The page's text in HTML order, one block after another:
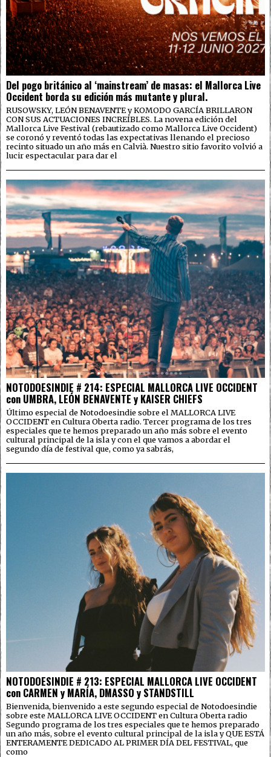
Del pogo británico al ‘mainstream’ de masas: el Mallorca Live
Occident borda su edición más mutante y plural.
RUSOWSKY, LEÓN BENAVENTE y KOMODO GARCÍA BRILLARON
CON SUS ACTUACIONES INCREÍBLES. La novena edición del
Mallorca Live Festival (rebautizado como Mallorca Live Occident)
se coronó y reventó todas las expectativas llenando el precioso
recinto situado un año más en Calvià. Nuestro sitio favorito volvió a
lucir espectacular para dar el
NOTODOESINDIE # 214: ESPECIAL MALLORCA LIVE OCCIDENT
con UMBRA, LEÓN BENAVENTE y KAISER CHIEFS
Último especial de Notodoesindie sobre el MALLORCA LIVE
OCCIDENT en Cultura Oberta radio. Tercer programa de los tres
especiales que te hemos preparado un año más sobre el evento
cultural principal de la isla y con el que vamos a abordar el
segundo día de festival que, como ya sabrás,
NOTODOESINDIE # 213: ESPECIAL MALLORCA LIVE OCCIDENT
con CARMEN y MARÍA, DMASSO y STANDSTILL
Bienvenida, bienvenido a este segundo especial de Notodoesindie
sobre este MALLORCA LIVE OCCIDENT en Cultura Oberta radio
Segundo programa de los tres especiales que te hemos preparado
un año más, sobre el evento cultural principal de la isla y QUE ESTÁ
ENTERAMENTE DEDICADO AL PRIMER DÍA DEL FESTIVAL, que
como